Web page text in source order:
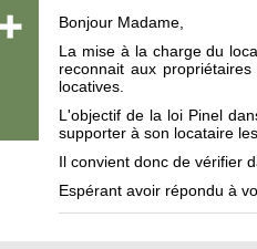
Bonjour Madame,
La mise à la charge du
reconnait aux
locatives.
L'objectif de la loi Pinel
supporter à son locataire
Il convient donc de vérifier
Espérant avoir répondu à